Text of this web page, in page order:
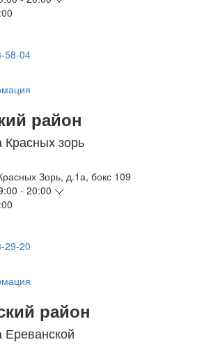
58-04
район
Красных зорь
Зорь, д.1а, бокс 109
- 20:00
29-20
район
Ереванской